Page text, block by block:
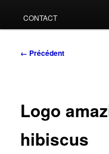
CONTACT
Navigation
← Précédent
Logo
hibiscus